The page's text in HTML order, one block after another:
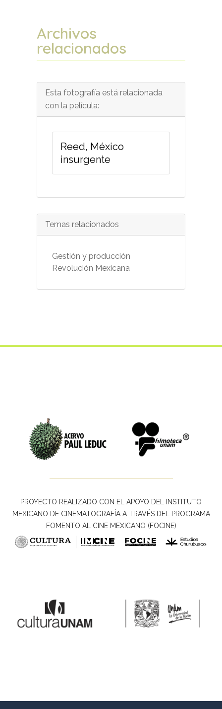
Archivos
relacionados
Esta fotografía está relacionada
con la película:
Reed, México
insurgente
Temas relacionados
Gestión y producción
Revolución Mexicana
PROYECTO REALIZADO CON EL APOYO DEL INSTITUTO
MEXICANO DE CINEMATOGRAFÍA A TRAVÉS DEL PROGRAMA
FOMENTO AL CINE MEXICANO (FOCINE)